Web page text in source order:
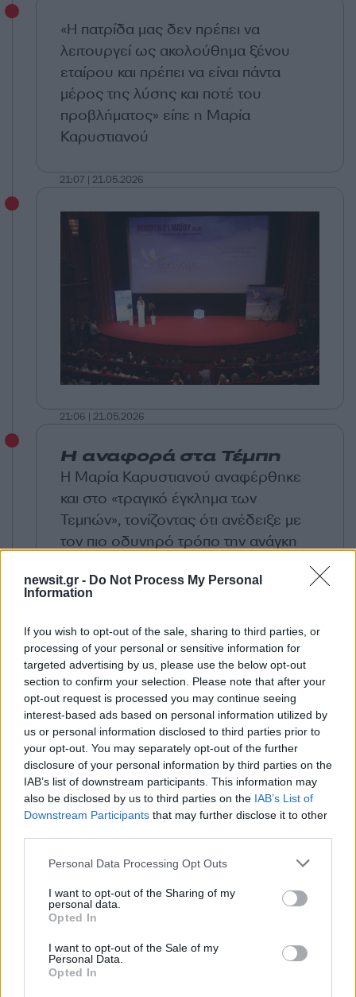
newsit.gr - Do Not Process My Personal
Information
If you wish to opt-out of the sale, sharing to third parties, or
processing of your personal or sensitive information for
targeted advertising by us, please use the below opt-out
section to confirm your selection. Please note that after your
opt-out request is processed you may continue seeing
interest-based ads based on personal information utilized by
us or personal information disclosed to third parties prior to
your opt-out. You may separately opt-out of the further
disclosure of your personal information by third parties on the
IAB’s list of downstream participants. This information may
also be disclosed by us to third parties on the IAB’s List of
Downstream Participants that may further disclose it to other
Please note that this website/app uses one or more Google
not limited to your visit or usage behaviour. You may click to
grant or deny consent to Google and its third-party tags to
use your data for below specified purposes in below Google
consent section.
Personal Data Processing Opt Outs
I want to opt-out of the Sharing of my
personal data.
Opted In
I want to opt-out of the Sale of my
Personal Data.
Opted In
«Η πατρίδα μας δεν πρέπει να
λειτουργεί ως ακολούθημα ξένου
εταίρου και πρέπει να είναι πάντα
μέρος της λύσης και ποτέ του
προβλήματος» είπε η Μαρία
Καρυστιανού
21:07 | 21.05.2026
21:06 | 21.05.2026
Η αναφορά στα Τέμπη
Η Μαρία Καρυστιανού αναφέρθηκε
και στο «τραγικό έγκλημα των
Τεμπών», τονίζοντας ότι ανέδειξε με
τον πιο οδυνηρό τρόπο την ανάγκη
μεταφορές. Παράλληλα, έκανε λόγο
της ενημέρωσης», ζητώντας ενίσχυση
όλων των Μέσων Ενημέρωσης και
θέσπιση κρατικών κανόνων στη
χρηματοδότησή τους.
Στην ιδρυτική διακήρυξη
περιλαμβάνονται ακόμη η ενίσχυση
της πολιτιστικής δημιουργίας και η
ενσωμάτωσή της στην παιδεία και την
καθημερινότητα, με την αρχαία
ελληνική γραμματεία να τίθεται ως
προτεραιότητα. Η Μαρία Καρυστιανού
μίλησε επίσης για άμεσα και δραστικά
μέτρα ανάταξης της ελληνικής
υπαίθρου, αλλά και για προάσπιση της
εθνικής κυριαρχίας, των κυριαρχικών
δικαιωμάτων, των εθνικών
συμφερόντων και της εδαφικής